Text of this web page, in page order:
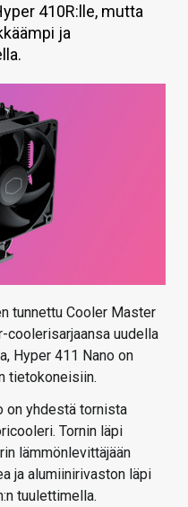
410R:lle, mutta
ja
tunnettu Cooler Master
coolerisarjaansa uudella
Hyper 411 Nano on
tietokoneisiin.
on yhdestä tornista
Tornin läpi
lämmönlevittäjään
ja alumiinirivaston läpi
tuulettimella.